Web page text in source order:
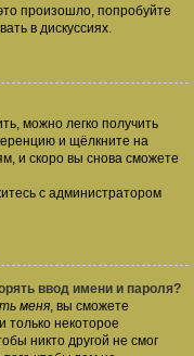
произошло, попробуйте
в дискуссиях.
можно легко получить
и щёлкните на
и скоро вы снова сможете
с администратором
ввод имени и пароля?
меня, вы сможете
только некоторое
никто другой не смог